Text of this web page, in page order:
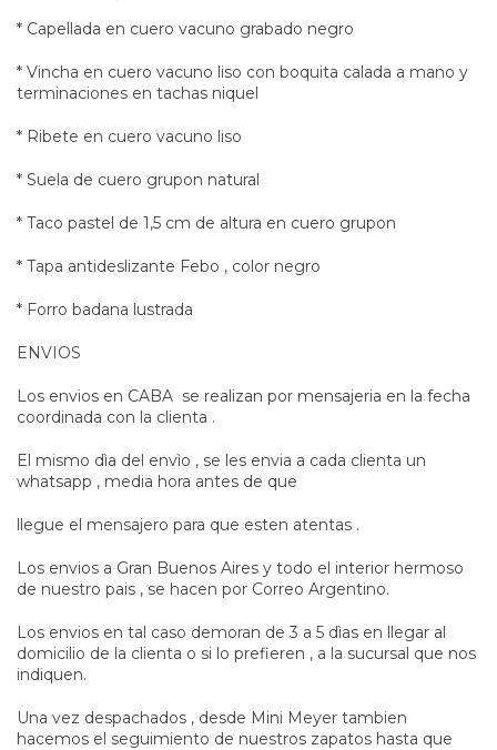
* Capellada en cuero vacuno grabado negro
* Vincha en cuero vacuno liso con boquita calada a mano y
terminaciones en tachas niquel
* Ribete en cuero vacuno liso
* Suela de cuero grupon natural
* Taco pastel de 1,5 cm de altura en cuero grupon
* Tapa antideslizante Febo , color negro
* Forro badana lustrada
ENVIOS
Los envios en CABA se realizan por mensajeria en la fecha
coordinada con la clienta .
El mismo dìa del envìo , se les envia a cada clienta un
whatsapp , media hora antes de que
llegue el mensajero para que esten atentas .
Los envios a Gran Buenos Aires y todo el interior hermoso
de nuestro pais , se hacen por Correo Argentino.
Los envios en tal caso demoran de 3 a 5 dìas en llegar al
domicilio de la clienta o si lo prefieren , a la sucursal que nos
indiquen.
Una vez despachados , desde Mini Meyer tambien
hacemos el seguimiento de nuestros zapatos hasta que